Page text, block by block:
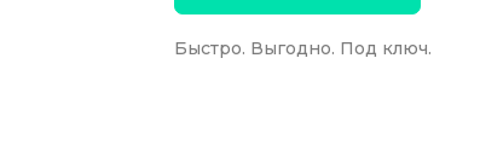
Быстро. Выгодно. Под ключ.